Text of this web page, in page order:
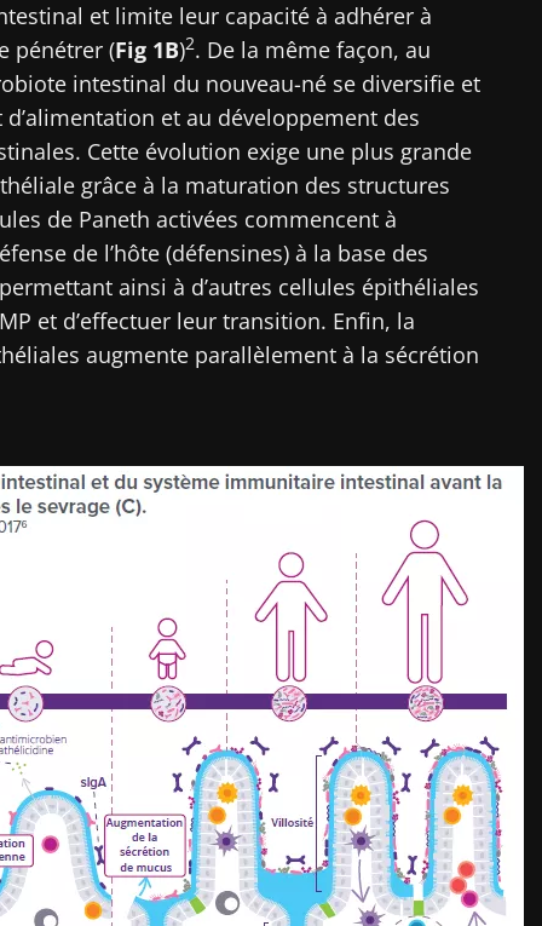
et limite leur capacité à adhérer à
pénétrer (Fig 1B)2. De la même façon, au
intestinal du nouveau-né se diversifie et
et au développement des
Cette évolution exige une plus grande
grâce à la maturation des structures
de Paneth activées commencent à
de l’hôte (défensines) à la base des
ainsi à d’autres cellules épithéliales
et d’effectuer leur transition. Enfin, la
augmente parallèlement à la sécrétion
le site Web du Biocodex Microbiota Institute
afin de recevoir d'autres actualités de Biocodex
lesCGUet lapolitique de protection des données
la
Microbiote
indépendant ?
Lire l'article
Une
Lire l'article